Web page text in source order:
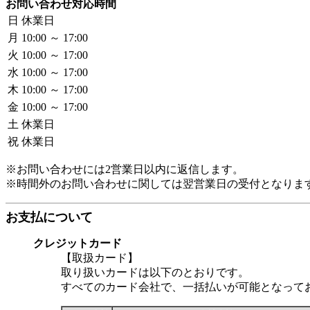
お問い合わせ対応時間
日 休業日
月 10:00 ～ 17:00
火 10:00 ～ 17:00
水 10:00 ～ 17:00
木 10:00 ～ 17:00
金 10:00 ～ 17:00
土 休業日
祝 休業日
※お問い合わせには2営業日以内に返信します。
※時間外のお問い合わせに関しては翌営業日の受付となりま
お支払について
クレジットカード
【取扱カード】
取り扱いカードは以下のとおりです。
すべてのカード会社で、一括払いが可能となって